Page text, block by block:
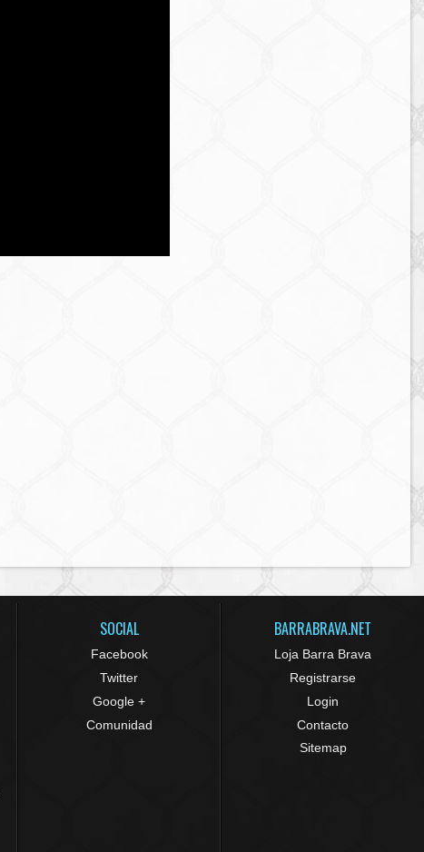
SOCIAL
Facebook
Twitter
Google +
Comunidad
BARRABRAVA.NET
Loja Barra Brava
Registrarse
Login
Contacto
Sitemap